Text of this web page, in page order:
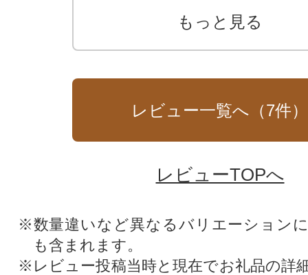
もっと見る
レビュー一覧へ（7件）
レビューTOPへ
※数量違いなど異なるバリエーション
も含まれます。
※レビュー投稿当時と現在でお礼品の詳